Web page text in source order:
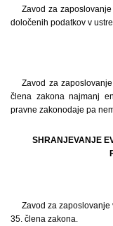
Zavod za
določenih podatkov v
Zavod za
člena zakona najmanj
pravne zakonodaje pa
SHRANJEVANJE
Zavod za
35. člena zakona.